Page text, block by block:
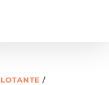
/